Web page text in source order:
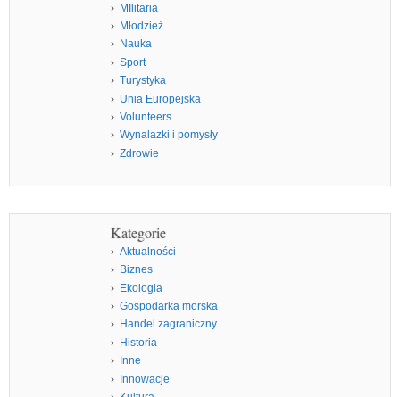
MIlitaria
Młodzież
Nauka
Sport
Turystyka
Unia Europejska
Volunteers
Wynalazki i pomysły
Zdrowie
Kategorie
Aktualności
Biznes
Ekologia
Gospodarka morska
Handel zagraniczny
Historia
Inne
Innowacje